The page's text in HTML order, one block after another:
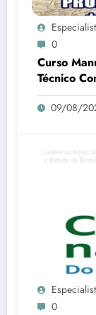
0
Curso
Técnico
09/08/
0